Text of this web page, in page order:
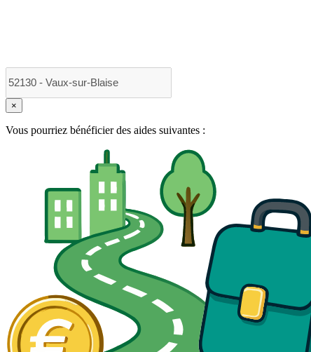
×
Vous pourriez bénéficier des aides suivantes :